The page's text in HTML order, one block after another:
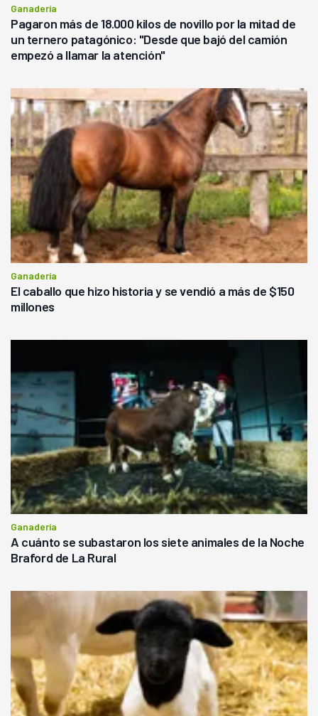
Ganadería
Pagaron más de 18.000 kilos de novillo por la mitad de
un ternero patagónico: "Desde que bajó del camión
empezó a llamar la atención"
Ganadería
El caballo que hizo historia y se vendió a más de $150
millones
Ganadería
A cuánto se subastaron los siete animales de la Noche
Braford de La Rural